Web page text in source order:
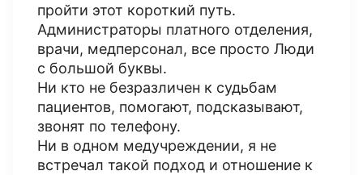
пройти этот короткий путь.
Администраторы платного отделения,
врачи, медперсонал, все просто Люди
с большой буквы.
Ни кто не безразличен к судьбам
пациентов, помогают, подсказывают,
звонят по телефону.
Ни в одном медучреждении, я не
встречал такой подход и отношение к